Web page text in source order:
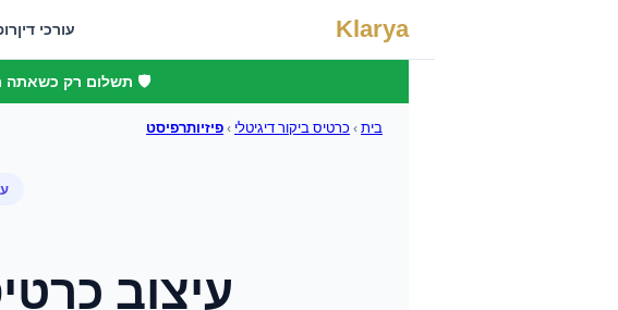
Klarya עורכי דין
🛡️ תשלום רק כשאתה
בית› כרטיס ביקור דיגיטלי ›פיזיותרפיסט
עיצוב